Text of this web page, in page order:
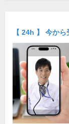
【 24h 】 今か